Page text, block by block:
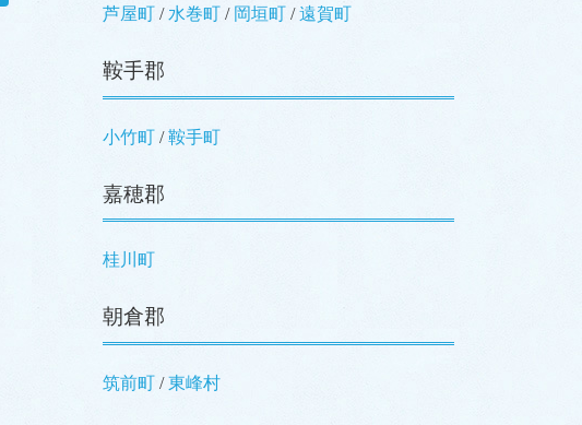
芦屋町 / 水巻町 / 岡垣町 /遠賀町
鞍手郡
小竹町 /鞍手町
嘉穂郡
桂川町
朝倉郡
筑前町 /東峰村